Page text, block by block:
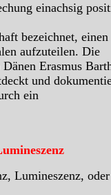
einachsig
bezeichnet, einen
aufzuteilen. Die
Erasmus
und
ein
Lumineszenz, oder